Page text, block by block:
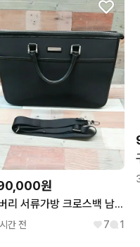
원
버버리 서류가방 크로스백 남자가방 브리프케이스
간 전 7 1